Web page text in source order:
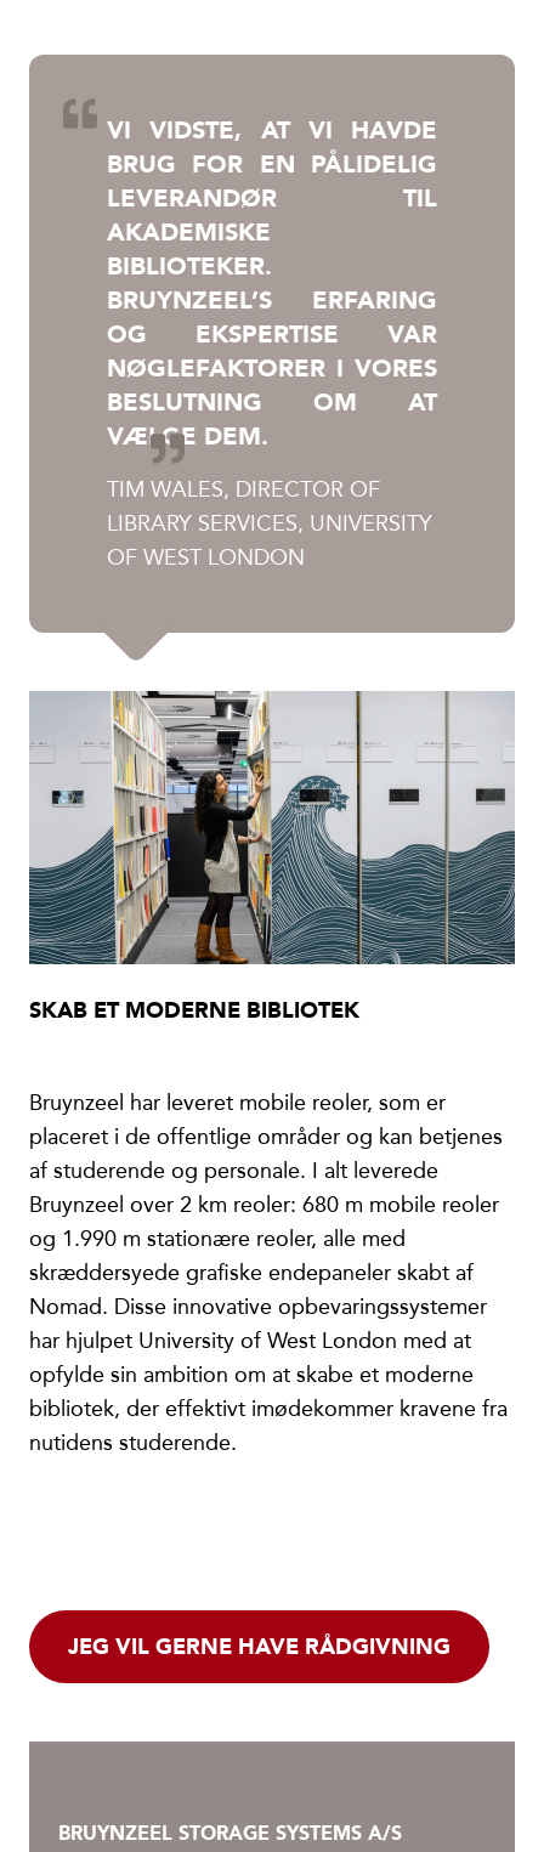
VI VIDSTE, AT VI HAVDE
BRUG FOR EN PÅLIDELIG
LEVERANDØR TIL
AKADEMISKE
BIBLIOTEKER.
BRUYNZEEL’S ERFARING
OG EKSPERTISE VAR
NØGLEFAKTORER I VORES
BESLUTNING OM AT
VÆLGE DEM.
TIM WALES, DIRECTOR OF
LIBRARY SERVICES, UNIVERSITY
OF WEST LONDON
SKAB ET MODERNE BIBLIOTEK
Bruynzeel har leveret mobile reoler, som er
placeret i de offentlige områder og kan betjenes
af studerende og personale. I alt leverede
Bruynzeel over 2 km reoler: 680 m mobile reoler
og 1.990 m stationære reoler, alle med
skræddersyede grafiske endepaneler skabt af
Nomad. Disse innovative opbevaringssystemer
har hjulpet University of West London med at
opfylde sin ambition om at skabe et moderne
bibliotek, der effektivt imødekommer kravene fra
nutidens studerende.
JEG VIL GERNE HAVE RÅDGIVNING
BRUYNZEEL STORAGE SYSTEMS A/S